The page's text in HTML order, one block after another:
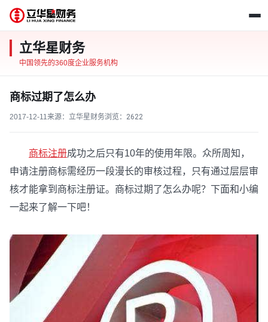
立华星财务
中国领先的360度企业服务机构
商标过期了怎么办
2017-12-11来源：立华星财务浏览： 2622
商标注册成功之后只有10年的使用年限。众所周知，
申请注册商标需经历一段漫长的审核过程，只有通过层层审
核才能拿到商标注册证。商标过期了怎么办呢？下面和小编
一起来了解一下吧！